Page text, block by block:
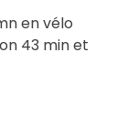
en vélo
43 min et